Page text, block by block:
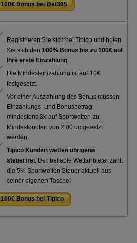
100€ Bonus bei Bet365
Registrieren Sie sich bei Tipico und holen
Sie sich den100% Bonus bis zu 100€ auf
Ihre erste Einzahlung.
Die Mindesteinzahlung ist auf 10€
festgesetzt.
Vor einer Auszahlung des Bonus müssen
Einzahlungs- und Bonusbetrag
mindestens 3x auf Sportwetten zu
Mindestquoten von 2.00 umgesetzt
werden.
Tipico Kunden wetten übrigens
steuerfrei. Der beliebte Wettanbieter zahlt
die 5% Sportwetten Steuer aktuell aus
seiner eigenen Tasche!
100€ Bonus bei Tipico